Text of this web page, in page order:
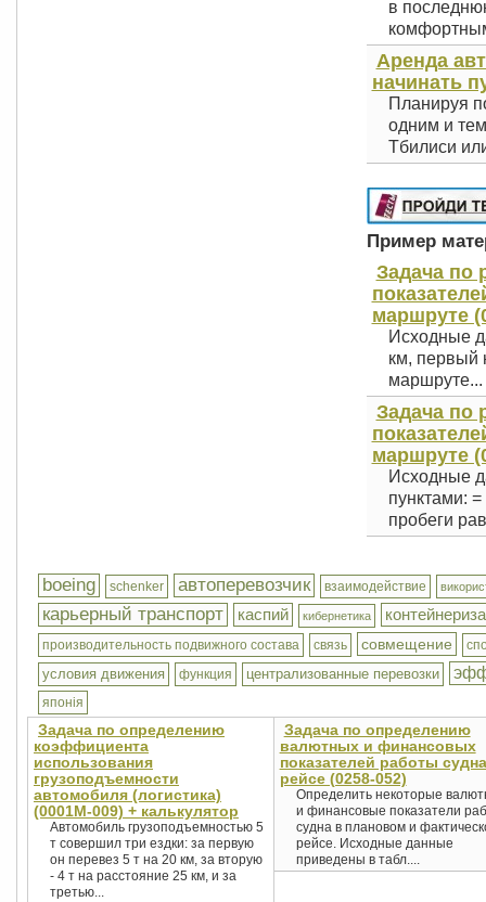
в
Аренда
начинать
Планируя
одним и
Тбилиси
Пример
Задача по
маршруте
Исходные
км, первый
маршруте...
Задача по
маршруте
Исходные
пунктами:
пробеги
boeing schenker автоперевозчик взаимодействие
карьерный транспорт каспий кибернетика
производительность подвижного состава связь совмещение
условия движения функция централизованные перевозки
японія
Задача по определению
коэффициента
использования
грузоподъемности
автомобиля (логистика)
(0001М-009) + калькулятор
Автомобиль грузоподъемностью 5
т совершил три ездки: за первую
он перевез 5 т на 20 км, за вторую
- 4 т на расстояние 25 км, и за
третью...
Задача по определению
валютных и финансовых
показателей работы
рейсе (0258-052)
Определить некоторые
и финансовые показатели
судна в плановом и
рейсе. Исходные данные
приведены в табл....